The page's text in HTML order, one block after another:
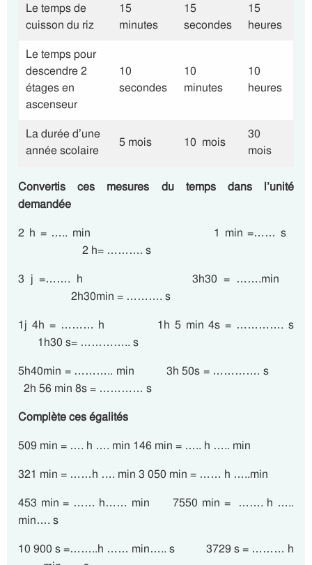
Le temps de
cuisson du riz
15
minutes
15
secondes
15
heures
Le temps pour
descendre 2
étages en
ascenseur
10
secondes
10
minutes
10
heures
La durée d’une
année scolaire
5 mois 10 mois
30
mois
Convertis ces mesures du temps dans l’unité
demandée
2 h = ….. min 1 min =…… s
2 h= ………. s
3 j =……. h 3h30 = …….min
2h30min = ………. s
1j 4h = ……… h 1h 5 min 4s = …………. s
1h30 s= ………….. s
5h40min = ……….. min 3h 50s = …………. s
2h 56 min 8s = ………… s
Complète ces égalités
509 min = …. h …. min 146 min = ….. h ….. min
321 min = ……h …. min 3 050 min = …… h …..min
453 min = …… h…… min 7550 min = ……. h …..
min…. s
10 900 s =……..h …… min….. s 3729 s = ……… h